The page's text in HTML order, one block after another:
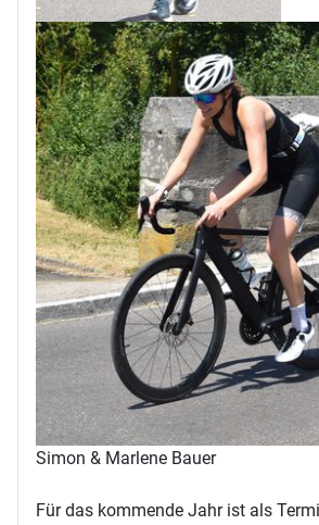
Simon & Marlene Bauer
Für das kommende Jahr ist als